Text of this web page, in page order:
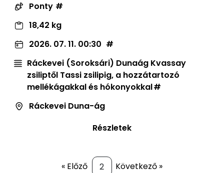
Ponty
18,42 kg
2026. 07. 11. 00:30
Ráckevei (Soroksári) Dunaág Kvassay
zsiliptől Tassi zsilipig, a hozzátartozó
mellékágakkal és hókonyokkal
Ráckevei Duna-ág
Részletek
« Előző Következő »